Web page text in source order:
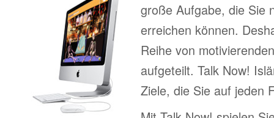
große Aufgabe, die Sie
erreichen können.
Reihe von
aufgeteilt. Talk Now!
Ziele, die Sie auf jeden